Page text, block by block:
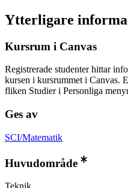
Ytterligare
Kursrum i Canvas
Registrerade studenter hittar
kursen i kursrummet i Canvas.
fliken Studier i Personliga
Ges av
SCI/Matematik
Huvudområde